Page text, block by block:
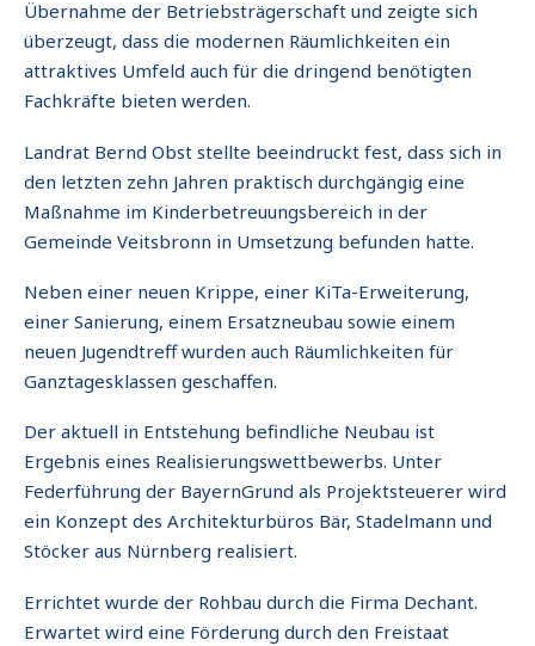
Übernahme der Betriebsträgerschaft und zeigte sich
überzeugt, dass die modernen Räumlichkeiten ein
attraktives Umfeld auch für die dringend benötigten
Fachkräfte bieten werden.
Landrat Bernd Obst stellte beeindruckt fest, dass sich in
den letzten zehn Jahren praktisch durchgängig eine
Maßnahme im Kinderbetreuungsbereich in der
Gemeinde Veitsbronn in Umsetzung befunden hatte.
Neben einer neuen Krippe, einer KiTa-Erweiterung,
einer Sanierung, einem Ersatzneubau sowie einem
neuen Jugendtreff wurden auch Räumlichkeiten für
Ganztagesklassen geschaffen.
Der aktuell in Entstehung befindliche Neubau ist
Ergebnis eines Realisierungswettbewerbs. Unter
Federführung der BayernGrund als Projektsteuerer wird
ein Konzept des Architekturbüros Bär, Stadelmann und
Stöcker aus Nürnberg realisiert.
Errichtet wurde der Rohbau durch die Firma Dechant.
Erwartet wird eine Förderung durch den Freistaat